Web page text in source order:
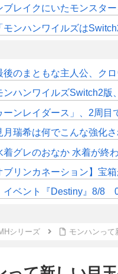
ブレイクにいたモンスタ
モンハンワイルズは
後のまともな主人公、ク
ンハンワイルズSwitch2版
ーンレイダース」、2周目
瑞希は何でこんな強化さ
着グレのおなか 水着が終
ブリンカネーション】宝
イベント『Destiny』8/8
シリーズ モンハンって